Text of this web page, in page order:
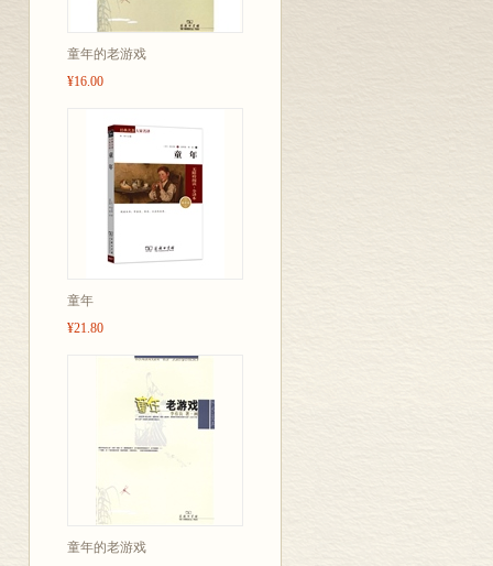
童年的老游戏
¥16.00
童年
¥21.80
童年的老游戏